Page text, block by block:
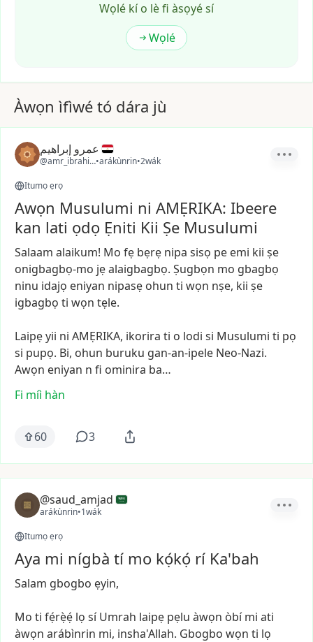
Wọlé kí o lè fi àsọyé sí
Wọlé
Àwọn ìfìwé tó dára jù
عمرو إبراهيم
@amr_ibrahim1
•arákùnrin•2wák
Itumọ ẹrọ
Awọn Musulumi ni AMẸRIKA: Ibeere
kan lati ọdọ Ẹniti Kii Ṣe Musulumi
Salaam alaikum! Mo fẹ bẹrẹ nipa sisọ pe emi kii ṣe
onigbagbọ-mo jẹalaigbagbọ. Ṣugbọn mo gbagbọ
ninu idajọ eniyan nipasẹ ohun ti wọn nṣe, kii ṣe
igbagbọ ti wọn tẹle.
Laipẹyii ni AMẸRIKA, ikorira ti o lodi si Musulumi ti pọ
si pupọ. Bi, ohun buruku gan-an-ipele Neo-Nazi.
Awọn eniyan n fi ominira ba…
Fi míì hàn
60 3
@saud_amjad
arákùnrin•1wák
Itumọ ẹrọ
Aya mi nígbà tí mo kọ́kọ́ rí Ka'bah
Salam gbogbo ẹyin,
Mo ti fẹ́rẹ̀ẹ́ lọ sí Umrah laipẹ pẹlu àwọn òbí mi ati
àwọn arábìnrin mi, insha'Allah. Gbogbo wọn ti lọ